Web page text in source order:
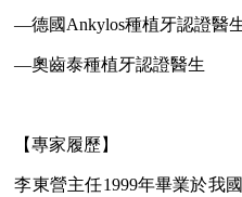
—德國Ankylos種植牙認證醫
—奧齒泰種植牙認證醫生
【專家履歷 】
李東營主任1999年畢業於我